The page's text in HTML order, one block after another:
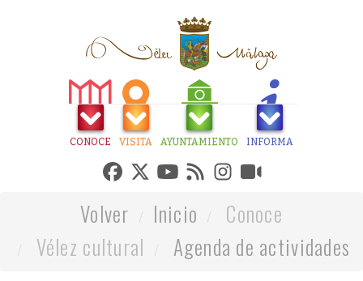
CONOCE VISITA AYUNTAMIENTO INFORMA
Volver Inicio
Conoce
Vélez cultural
Agenda de actividades